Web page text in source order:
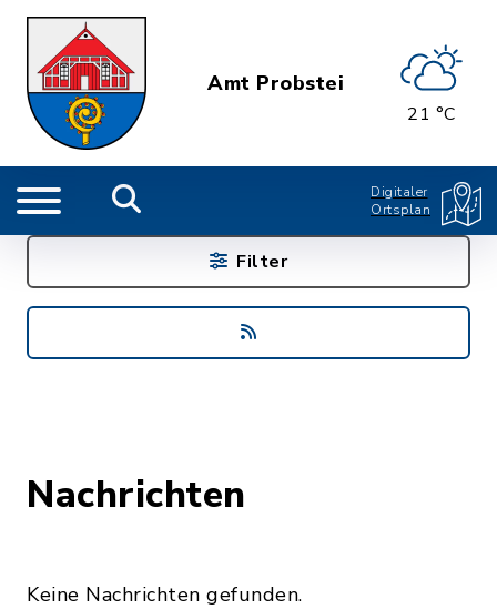
Amt Probstei
21 °C
Digitaler
Ortsplan
Nachrichten
Keine Nachrichten gefunden.
Filter